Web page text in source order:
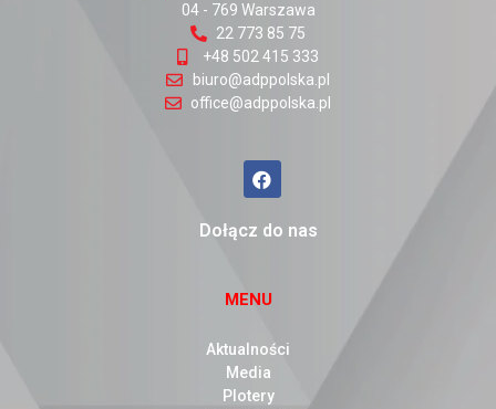
04 - 769 Warszawa
22 773 85 75
+48 502 415 333
biuro@adppolska.pl
office@adppolska.pl
Dołącz do nas
MENU
Aktualności
Media
Plotery